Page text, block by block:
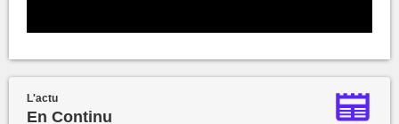
L'actu
En Continu